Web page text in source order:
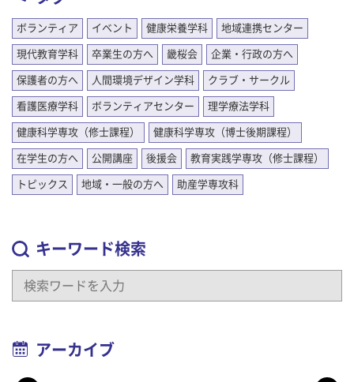
ボランティア イベント 健康栄養学科 地域連携センター
現代教育学科 卒業生の方へ 畿桜会 企業・行政の方へ
保護者の方へ 人間環境デザイン学科 クラブ・サークル
看護医療学科 ボランティアセンター 理学療法学科
健康科学専攻（修士課程） 健康科学専攻（博士後期課程）
在学生の方へ 公開講座 後援会 教育実践学専攻（修士課程）
トピックス 地域・一般の方へ 助産学専攻科
キーワード検索
アーカイブ